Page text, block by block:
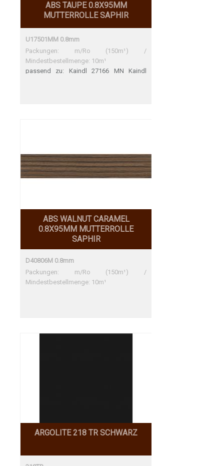
ABS TAUPE 0.8X95MM
MUTTERROLLE SAPHIR
U17501MM 0.8mm
Packungen: m/Ro (150m¹) /
Mindestbestellmenge: 10m¹
passend zu: Kaindl 27166 MN Kaindl
ABS WALNUT CARAMEL
0.8X95MM MUTTERROLLE
SAPHIR
D40806M 0.8mm
Packungen: m/Ro (150m¹) /
Mindestbestellmenge: 10m¹
ARGOLITE 218 TR SCHWARZ